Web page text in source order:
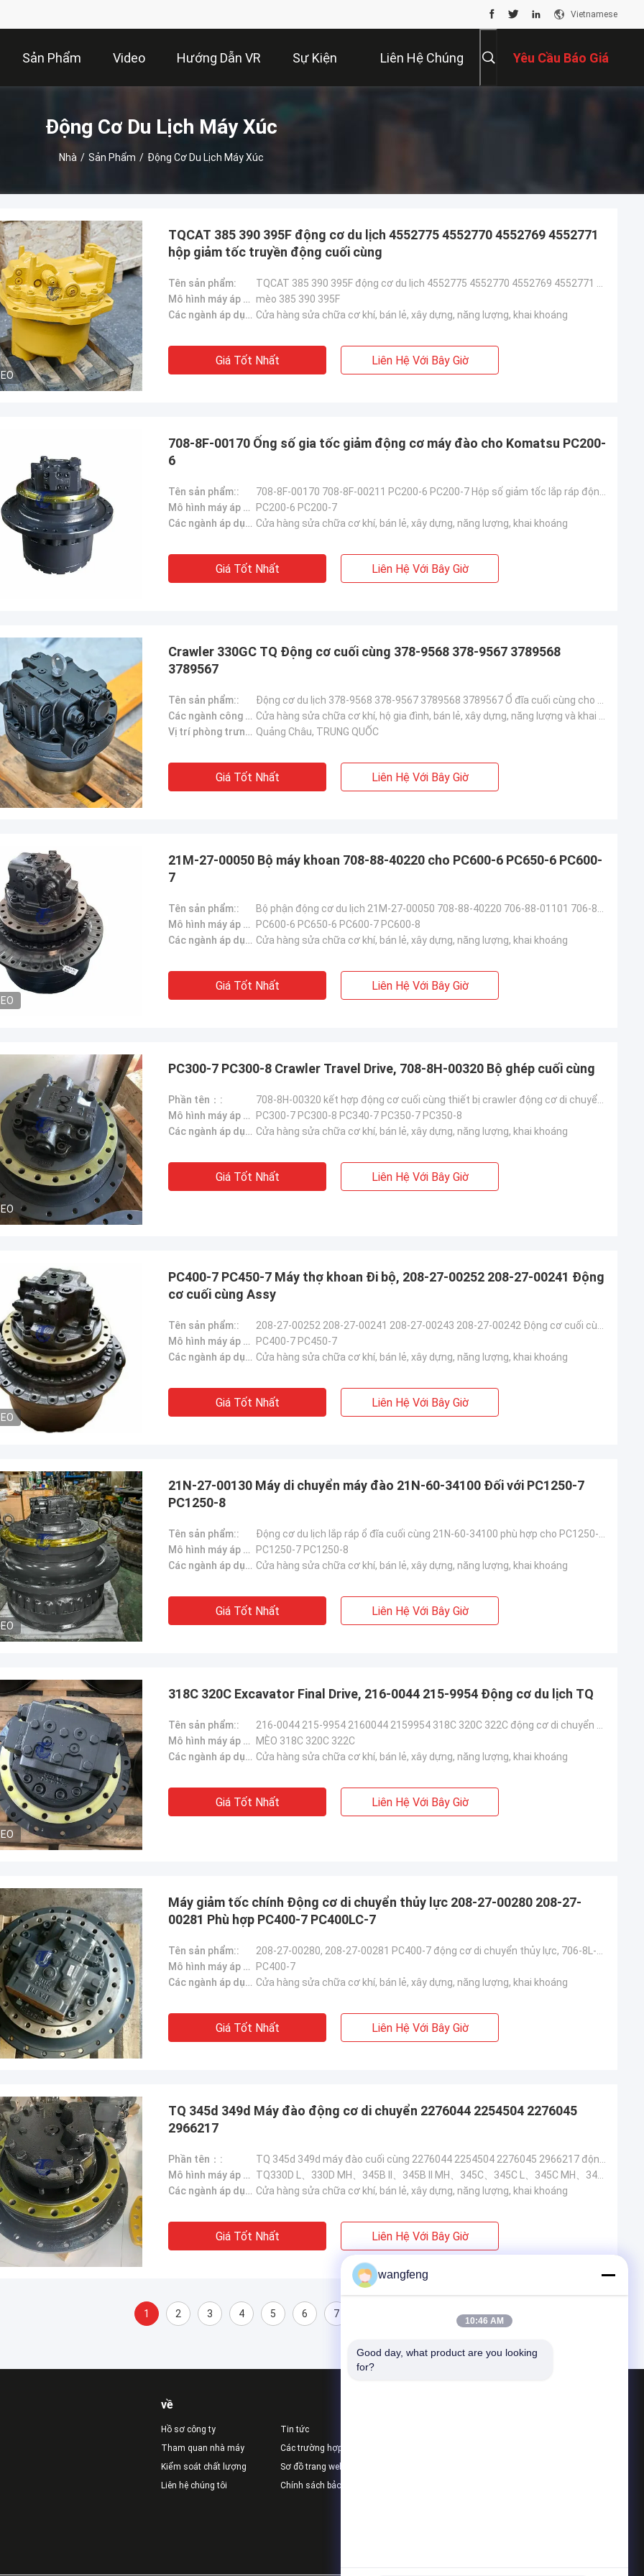
Vietnamese
Sản Phẩm Video Hướng Dẫn VR Sự Kiện Liên Hệ Chúng Yêu Cầu Báo Giá
Động Cơ Du Lịch Máy Xúc
Nhà / Sản Phẩm / Động Cơ Du Lịch Máy Xúc
Sanёк Нижегородский
quản lý, nhanh chóng bắt đầu điều
Erdenetumur Kampana
mua sắm dễ chịu
Tôi thích công ty này. Họ chuyên nghiệp và
thân thiện. Dịch vụ tuyệt vời và lời khuyên
TQCAT 385 390 395F động cơ du lịch 4552775 4552770 4552769 4552771
hộp giảm tốc truyền động cuối cùng
Tên sản phẩm:
Mô hình máy áp dụng::
mèo 385 390 395F
Các ngành áp dụng：: Cửa hàng sửa chữa cơ khí, bán lẻ, xây dựng, năng lượng, khai khoáng
Giá Tốt Nhất Liên Hệ Với Bây Giờ
708-8F-00170 Ống số gia tốc giảm động cơ máy đào cho Komatsu PC200-
6
Tên sản phẩm::
Mô hình máy áp dụng::
PC200-6 PC200-7
Các ngành áp dụng：: Cửa hàng sửa chữa cơ khí, bán lẻ, xây dựng, năng lượng, khai khoáng
Giá Tốt Nhất Liên Hệ Với Bây Giờ
Crawler 330GC TQ Động cơ cuối cùng 378-9568 378-9567 3789568
3789567
Tên sản phẩm::
Các ngành công nghiệp áp dụng::
Vị trí phòng trưng bày:: Quảng Châu, TRUNG QUỐC
Giá Tốt Nhất Liên Hệ Với Bây Giờ
21M-27-00050 Bộ máy khoan 708-88-40220 cho PC600-6 PC650-6 PC600-
7
Tên sản phẩm::
Mô hình máy áp dụng::
PC600-6 PC650-6 PC600-7 PC600-8
Các ngành áp dụng：: Cửa hàng sửa chữa cơ khí, bán lẻ, xây dựng, năng lượng, khai khoáng
Giá Tốt Nhất Liên Hệ Với Bây Giờ
PC300-7 PC300-8 Crawler Travel Drive, 708-8H-00320 Bộ ghép cuối cùng
Phần tên：:
Mô hình máy áp dụng::
PC300-7 PC300-8 PC340-7 PC350-7 PC350-8
Các ngành áp dụng：: Cửa hàng sửa chữa cơ khí, bán lẻ, xây dựng, năng lượng, khai khoáng
Giá Tốt Nhất Liên Hệ Với Bây Giờ
PC400-7 PC450-7 Máy thợ khoan Đi bộ, 208-27-00252 208-27-00241 Động
cơ cuối cùng Assy
Tên sản phẩm::
Mô hình máy áp dụng::
PC400-7 PC450-7
Các ngành áp dụng：: Cửa hàng sửa chữa cơ khí, bán lẻ, xây dựng, năng lượng, khai khoáng
Giá Tốt Nhất Liên Hệ Với Bây Giờ
21N-27-00130 Máy di chuyển máy đào 21N-60-34100 Đối với PC1250-7
PC1250-8
Tên sản phẩm::
Mô hình máy áp dụng::
PC1250-7 PC1250-8
Các ngành áp dụng：: Cửa hàng sửa chữa cơ khí, bán lẻ, xây dựng, năng lượng, khai khoáng
Giá Tốt Nhất Liên Hệ Với Bây Giờ
318C 320C Excavator Final Drive, 216-0044 215-9954 Động cơ du lịch TQ
Tên sản phẩm::
Mô hình máy áp dụng::
MÈO 318C 320C 322C
Các ngành áp dụng：: Cửa hàng sửa chữa cơ khí, bán lẻ, xây dựng, năng lượng, khai khoáng
Giá Tốt Nhất Liên Hệ Với Bây Giờ
Máy giảm tốc chính Động cơ di chuyển thủy lực 208-27-00280 208-27-
00281 Phù hợp PC400-7 PC400LC-7
Tên sản phẩm::
Mô hình máy áp dụng::
PC400-7
Các ngành áp dụng：: Cửa hàng sửa chữa cơ khí, bán lẻ, xây dựng, năng lượng, khai khoáng
Giá Tốt Nhất Liên Hệ Với Bây Giờ
TQ 345d 349d Máy đào động cơ di chuyển 2276044 2254504 2276045
2966217
Phần tên：:
Mô hình máy áp dụng::
Các ngành áp dụng：: Cửa hàng sửa chữa cơ khí, bán lẻ, xây dựng, năng lượng, khai khoáng
Giá Tốt Nhất Liên Hệ Với Bây Giờ
1 2 3 4 5 6 7
về
Hồ sơ công ty
Tham quan nhà máy
Kiểm soát chất lượng
Liên hệ chúng tôi
Tin tức
Các trường hợp
Sơ đồ trang web
Chính sách bảo mật
wangfeng
10:46 AM
Good day, what product are you looking
for?